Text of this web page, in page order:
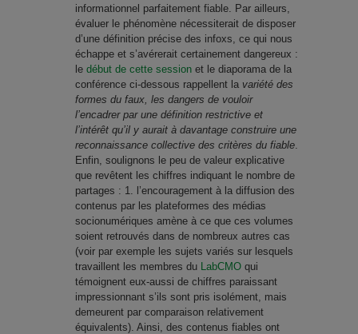
informationnel parfaitement fiable. Par ailleurs,
évaluer le phénomène nécessiterait de disposer
d’une définition précise des infoxs, ce qui nous
échappe et s’avérerait certainement dangereux :
le début de cette session et le diaporama de la
conférence ci-dessous rappellent la variété des
formes du faux, les dangers de vouloir
l’encadrer par une définition restrictive et
l’intérêt qu’il y aurait à davantage construire une
reconnaissance collective des critères du fiable
Enfin, soulignons le peu de valeur explicative
que revêtent les chiffres indiquant le nombre de
partages : 1. l’encouragement à la diffusion des
contenus par les plateformes des médias
socionumériques amène à ce que ces volumes
soient retrouvés dans de nombreux autres cas
(voir par exemple les sujets variés sur lesquels
travaillent les membres du
LabCMO qui
témoignent eux-aussi de chiffres paraissant
impressionnant s’ils sont pris isolément, mais
demeurent par comparaison relativement
équivalents). Ainsi, des contenus fiables ont